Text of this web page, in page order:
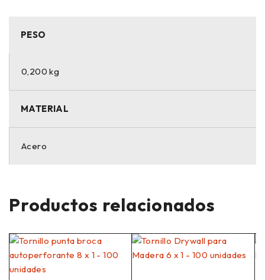
PESO
0,200 kg
MATERIAL
Acero
Productos relacionados